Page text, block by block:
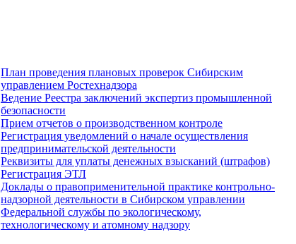
План проведения плановых проверок Сибирским
управлением Ростехнадзора
Ведение Реестра заключений экспертиз промышленной
безопасности
Прием отчетов о производственном контроле
Регистрация уведомлений о начале осуществления
предпринимательской деятельности
Реквизиты для уплаты денежных взысканий (штрафов)
Регистрация ЭТЛ
Доклады о правоприменительной практике контрольно-
надзорной деятельности в Сибирском управлении
Федеральной службы по экологическому,
технологическому и атомному надзору